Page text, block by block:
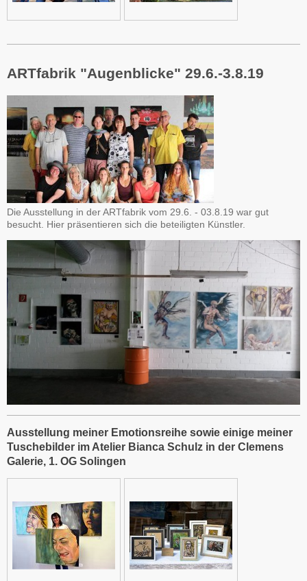
ARTfabrik "Augenblicke" 29.6.-3.8.19
Die Ausstellung in der ARTfabrik vom 29.6. - 03.8.19 war gut
besucht. Hier präsentieren sich die beteiligten Künstler.
Ausstellung meiner Emotionsreihe sowie einige meiner
Tuschebilder im Atelier Bianca Schulz in der Clemens
Galerie, 1. OG Solingen